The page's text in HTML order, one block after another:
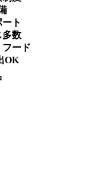
ート
多数
フード
OK